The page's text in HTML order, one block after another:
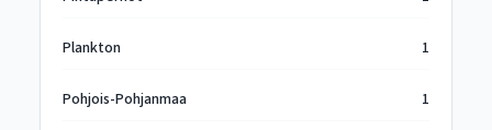
Plankton 1
Pohjois-Pohjanmaa 1